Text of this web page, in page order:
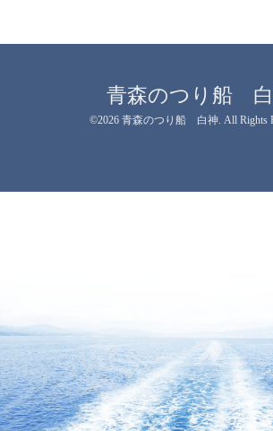
青森のつり船
©2026 青森のつり船 白神. All Rights